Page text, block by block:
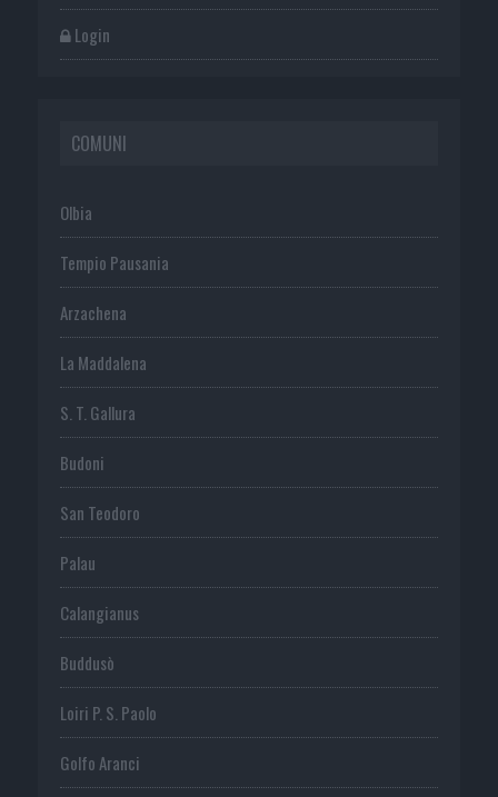
Login
COMUNI
Olbia
Tempio Pausania
Arzachena
La Maddalena
S. T. Gallura
Budoni
San Teodoro
Palau
Calangianus
Buddusò
Loiri P. S. Paolo
Golfo Aranci